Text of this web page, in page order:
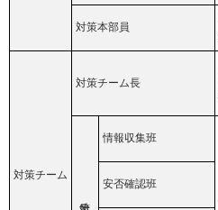
対策本部員
対策チーム
対策チーム長
情報収集班
安否確認班